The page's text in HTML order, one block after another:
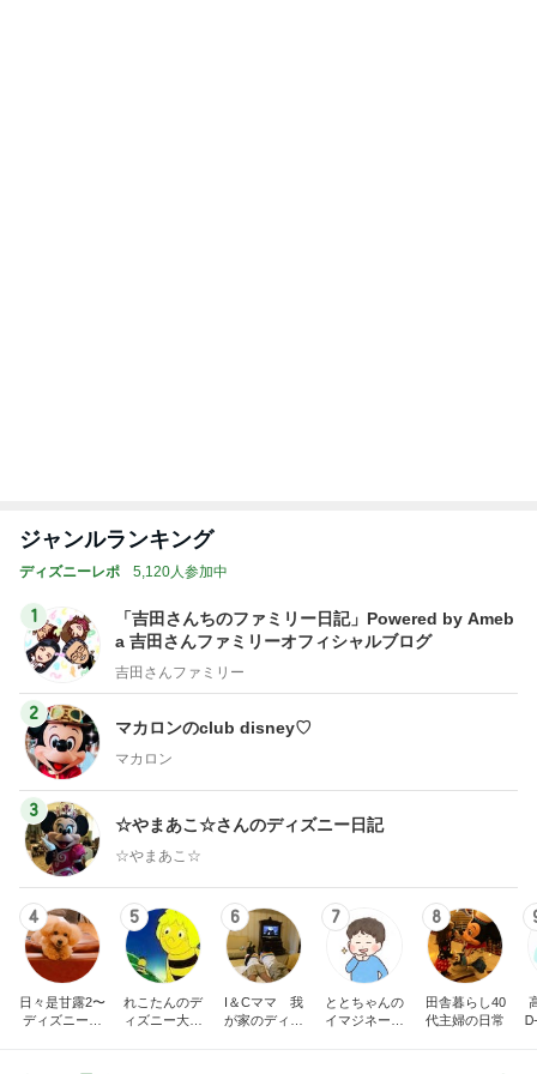
ジャンルランキング
ディズニーレポ 5,120人参加中
1
「吉田さんちのファミリー日記」Powered by Ameb
a 吉田さんファミリーオフィシャルブログ
吉田さんファミリー
2
マカロンのclub disney♡
マカロン
3
☆やまあこ☆さんのディズニー日記
☆やまあこ☆
4
日々是甘露2〜
ディズニー風
5
れこたんのデ
ィズニー大好
6
I＆Cママ 我
が家のディズ
7
ととちゃんの
イマジネーシ
8
田舎暮らし40
代主婦の日常